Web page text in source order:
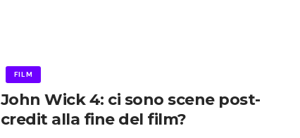
FILM
John Wick 4: ci sono scene post-
credit alla fine del film?